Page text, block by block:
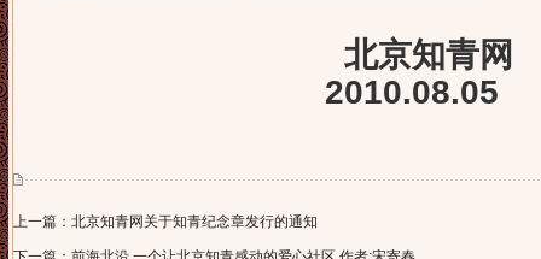
北京知青网
2010.08.05
上一篇：北京知青网关于知青纪念章发行的通知